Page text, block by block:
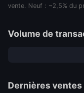
vente. Neuf : ~2,5% du
Volume de
Dernières ventes